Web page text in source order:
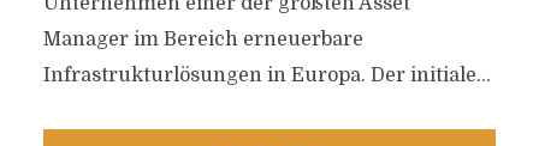
Manager im Bereich erneuerbare
Infrastrukturlösungen in Europa. Der initiale...